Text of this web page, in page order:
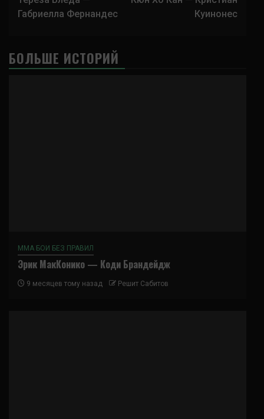
записи
Габриелла Фернандес
Куинонес
БОЛЬШЕ ИСТОРИЙ
ММА БОИ БЕЗ ПРАВИЛ
Эрик МакКонико — Коди Брандейдж
9 месяцев тому назад Решит Сабитов